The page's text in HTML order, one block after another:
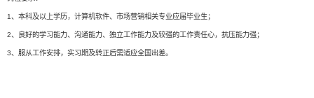
1、本科及以上学历，计算机软件、市场营销相关专业应届毕业生；
2、良好的学习能力、沟通能力、独立工作能力及较强的工作责任心，抗压能力强；
3、服从工作安排，实习期及转正后需适应全国出差。